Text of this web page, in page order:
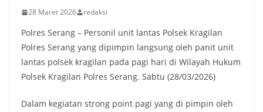
28 Maret 2026 redaksi
Polres Serang – Personil unit lantas Polsek Kragilan
Polres Serang yang dipimpin langsung oleh panit unit
lantas polsek kragilan pada pagi hari di Wilayah Hukum
Polsek Kragilan Polres Serang. Sabtu (28/03/2026)
Dalam kegiatan strong point pagi yang di pimpin oleh